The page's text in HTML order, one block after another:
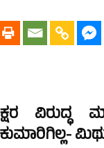
ವಿರುದ್ಧ